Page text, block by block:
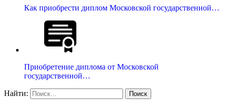
Как приобрести диплом Московской государственной…
Приобретение диплома от Московской
государственной…
Найти: